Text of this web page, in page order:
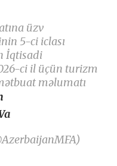
üzv
5-ci iclası
İqtisadi
ci il üçün turizm
məlumatı